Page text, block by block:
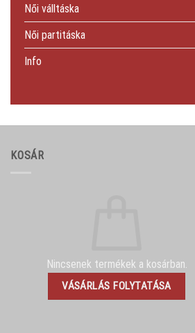
Női válltáska
Női partitáska
Info
KOSÁR
Nincsenek termékek a kosárban.
VÁSÁRLÁS FOLYTATÁSA